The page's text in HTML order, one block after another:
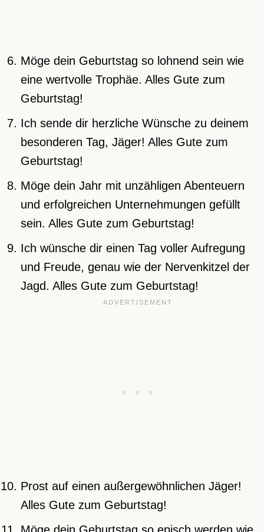
Möge dein Geburtstag so lohnend sein wie
eine wertvolle Trophäe. Alles Gute zum
Geburtstag!
Ich sende dir herzliche Wünsche zu deinem
besonderen Tag, Jäger! Alles Gute zum
Geburtstag!
Möge dein Jahr mit unzähligen Abenteuern
und erfolgreichen Unternehmungen gefüllt
sein. Alles Gute zum Geburtstag!
Ich wünsche dir einen Tag voller Aufregung
und Freude, genau wie der Nervenkitzel der
Jagd. Alles Gute zum Geburtstag!
Prost auf einen außergewöhnlichen Jäger!
Alles Gute zum Geburtstag!